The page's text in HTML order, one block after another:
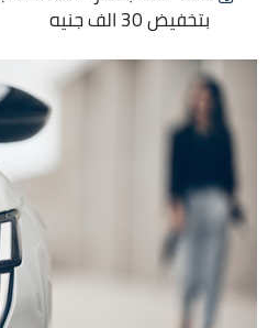
بتخفيض 30 الف جنيه